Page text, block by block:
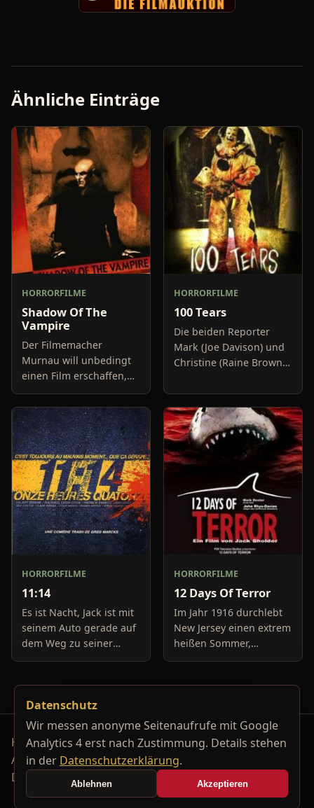
Ähnliche Einträge
HORRORFILME
Shadow Of The
Vampire
Der Filmemacher
Murnau will unbedingt
einen Film erschaffen,
der die Realität
detailgetreu abbildet.
Besonders von Bram
Stokers Dracula war er
stets begeister
HORRORFILME
100 Tears
Die beiden Reporter
Mark (Joe Davison) und
Christine (Raine Brown)
auf belanglose
Boulevard-Meldungen
und befassen sich
neuerdings mit Se
HORRORFILME
11:14
Es ist Nacht, Jack ist mit
seinem Auto gerade auf
dem Weg zu seiner
Freundin, um diese
Auto springt auf 11:14h,
genau in dem Moment
fäll
HORRORFILME
12 Days Of Terror
Im Jahr 1916 durchlebt
New Jersey einen extrem
heißen Sommer,
während in Europa der
Bewohner eines kleinen
unter der
Horrorfilm-Reviews, Serienkiller-Profile und Genre-
Archiv.
Datenschutzerklärung
Kontakt
Cookie-Einstellungen
Datenschutz
Wir messen anonyme Seitenaufrufe mit Google
Analytics 4 erst nach Zustimmung. Details stehen
in der Datenschutzerklärung.
Ablehnen Akzeptieren